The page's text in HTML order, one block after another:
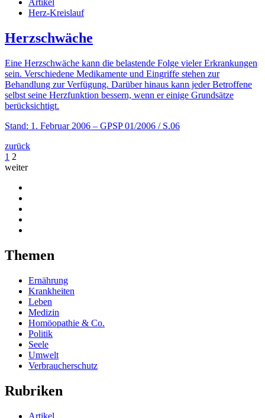
Artikel
Herz-Kreislauf
Herzschwäche
Eine Herzschwäche kann die belastende Folge vieler Erkrankungen
sein. Verschiedene Medikamente und Eingriffe stehen zur
Behandlung zur Verfügung. Darüber hinaus kann jeder Betroffene
selbst seine Herzfunktion bessern, wenn er einige Grundsätze
berücksichtigt.
Stand: 1. Februar 2006 – GPSP 01/2006 / S.06
zurück
1 2
weiter
Themen
Ernährung
Krankheiten
Leben
Medizin
Homöopathie & Co.
Politik
Seele
Umwelt
Verbraucherschutz
Rubriken
Artikel